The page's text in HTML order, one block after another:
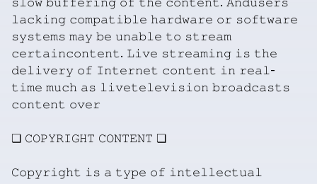
𝚕𝚊𝚌𝚔𝚒𝚗𝚐 𝚌𝚘𝚖𝚙𝚊𝚝𝚒𝚋𝚕𝚎 𝚑𝚊𝚛𝚍𝚠𝚊𝚛𝚎 𝚘𝚛 𝚜𝚘𝚏𝚝𝚠𝚊𝚛𝚎
𝚜𝚢𝚜𝚝𝚎𝚖𝚜 𝚖𝚊𝚢 𝚋𝚎 𝚞𝚗𝚊𝚋𝚕𝚎 𝚝𝚘 𝚜𝚝𝚛𝚎𝚊𝚖
𝚌𝚎𝚛𝚝𝚊𝚒𝚗𝚌𝚘𝚗𝚝𝚎𝚗𝚝. 𝙻𝚒𝚟𝚎 𝚜𝚝𝚛𝚎𝚊𝚖𝚒𝚗𝚐 𝚒𝚜 𝚝𝚑𝚎
𝚍𝚎𝚕𝚒𝚟𝚎𝚛𝚢 𝚘𝚏 𝙸𝚗𝚝𝚎𝚛𝚗𝚎𝚝 𝚌𝚘𝚗𝚝𝚎𝚗𝚝 𝚒𝚗 𝚛𝚎𝚊𝚕-
𝚝𝚒𝚖𝚎 𝚖𝚞𝚌𝚑 𝚊𝚜 𝚕𝚒𝚟𝚎𝚝𝚎𝚕𝚎𝚟𝚒𝚜𝚒𝚘𝚗 𝚋𝚛𝚘𝚊𝚍𝚌𝚊𝚜𝚝𝚜
𝚌𝚘𝚗𝚝𝚎𝚗𝚝 𝚘𝚟𝚎𝚛
❏ 𝙲𝙾𝙿𝚈𝚁𝙸𝙶𝙷𝚃 𝙲𝙾𝙽𝚃𝙴𝙽𝚃 ❏
𝙲𝚘𝚙𝚢𝚛𝚒𝚐𝚑𝚝 𝚒𝚜 𝚊 𝚝𝚢𝚙𝚎 𝚘𝚏 𝚒𝚗𝚝𝚎𝚕𝚕𝚎𝚌𝚝𝚞𝚊𝚕